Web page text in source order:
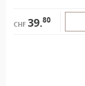
CHF 39.80